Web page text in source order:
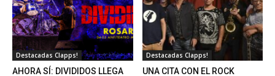
Destacadas Clapps!
AHORA SÍ: DIVIDIDOS LLEGA
Destacadas Clapps!
UNA CITA CON EL ROCK